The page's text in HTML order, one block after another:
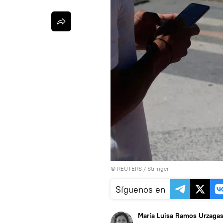
© REUTERS / Stringer
Síguenos en
María Luisa Ramos